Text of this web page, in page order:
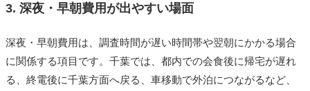
3. 深夜・早朝費用が出やすい場面
深夜・早朝費用は、調査時間が遅い時間帯や翌朝にかかる場合
に関係する項目です。千葉では、都内での会食後に帰宅が遅れ
る、終電後に千葉方面へ戻る、車移動で外泊につながるなど、